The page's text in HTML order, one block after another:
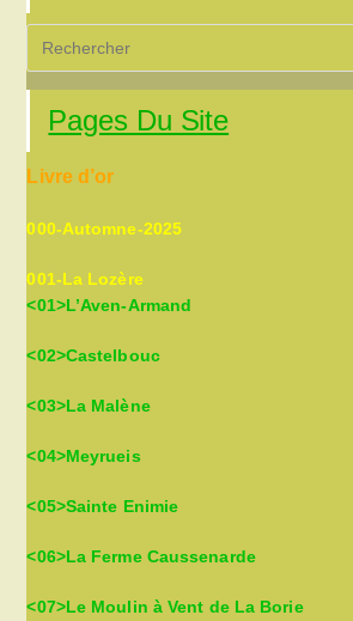
Pages Du Site
Livre d’or
000-Automne-2025
001-La Lozère
<01>L’Aven-Armand
<02>Castelbouc
<03>La Malène
<04>Meyrueis
<05>Sainte Enimie
<06>La Ferme Caussenarde
<07>Le Moulin à Vent de La Borie